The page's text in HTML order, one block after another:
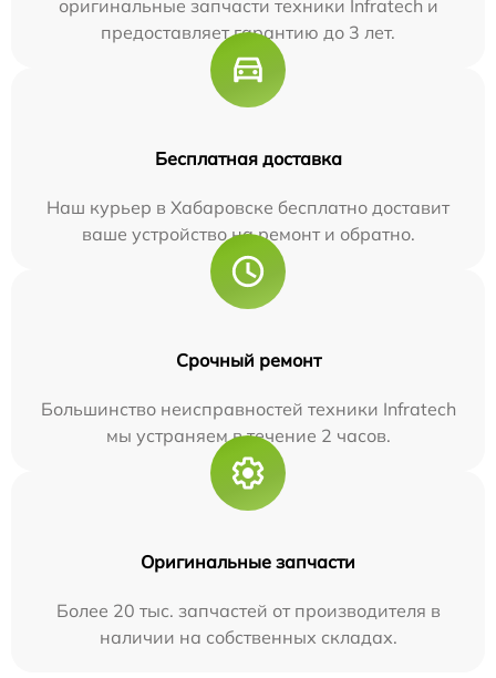
оригинальные запчасти техники Infratech и
предоставляет гарантию до 3 лет.
Бесплатная доставка
Наш курьер в Хабаровске бесплатно доставит
ваше устройство на ремонт и обратно.
Срочный ремонт
Большинство неисправностей техники Infratech
мы устраняем в течение 2 часов.
Оригинальные запчасти
Более 20 тыс. запчастей от производителя в
наличии на собственных складах.